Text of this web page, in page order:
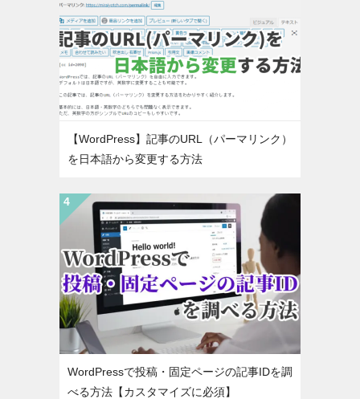
【WordPress】記事のURL（パーマリンク）
を日本語から変更する方法
WordPressで投稿・固定ページの記事IDを調
べる方法【カスタマイズに必須】